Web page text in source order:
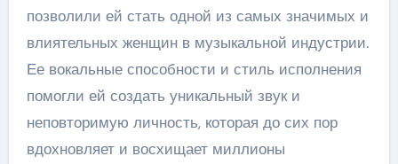
позволили ей стать одной из самых значимых и
влиятельных женщин в музыкальной индустрии.
Ее вокальные способности и стиль исполнения
помогли ей создать уникальный звук и
неповторимую личность, которая до сих пор
вдохновляет и восхищает миллионы